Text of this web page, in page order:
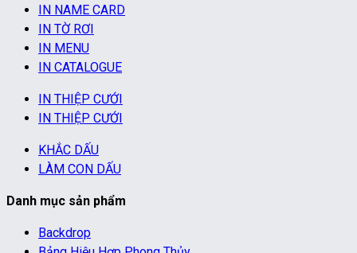
IN NAME CARD
IN TỜ RƠI
IN MENU
IN CATALOGUE
IN THIỆP CƯỚI
IN THIỆP CƯỚI
KHẮC DẤU
LÀM CON DẤU
Danh mục sản phẩm
Backdrop